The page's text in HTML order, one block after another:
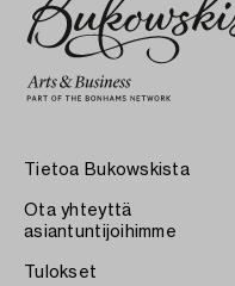
Tietoa Bukowskista
Ota yhteyttä
asiantuntijoihimme
Tulokset